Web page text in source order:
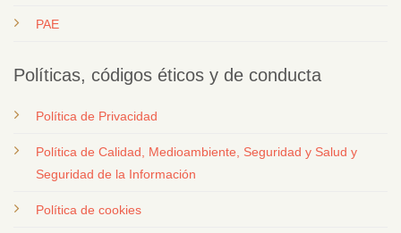
PAE
Políticas, códigos éticos y de conducta
Política de Privacidad
Política de Calidad, Medioambiente, Seguridad y Salud y
Seguridad de la Información
Política de cookies